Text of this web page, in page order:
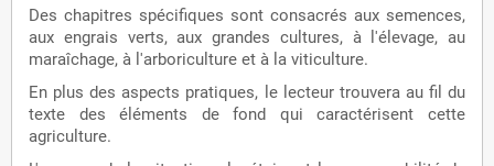
Des chapitres spécifiques sont consacrés aux semences,
aux engrais verts, aux grandes cultures, à l'élevage, au
maraîchage, à l'arboriculture et à la viticulture.
En plus des aspects pratiques, le lecteur trouvera au fil du
texte des éléments de fond qui caractérisent cette
agriculture.